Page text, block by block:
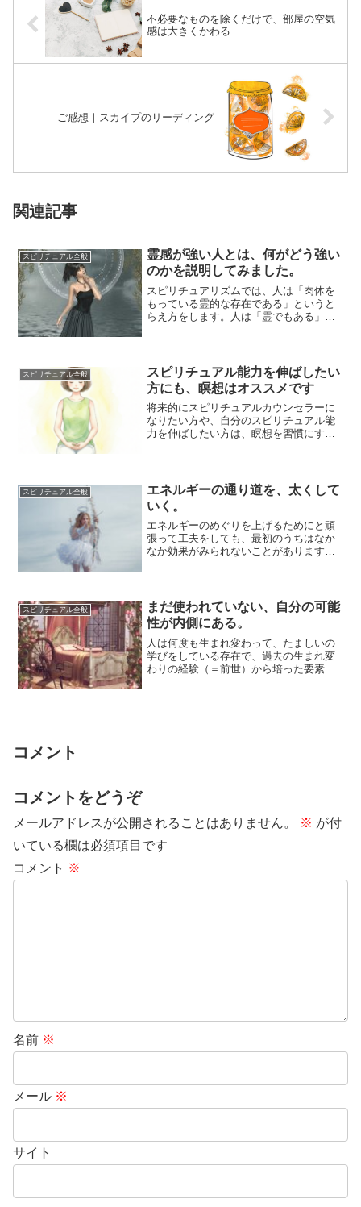
不必要なものを除くだけで、部屋の空気
感は大きくかわる
ご感想｜スカイプのリーディング
関連記事
スピリチュアル全般
霊感が強い人とは、何がどう強い
のかを説明してみました。
スピリチュアリズムでは、人は「肉体を
もっている霊的な存在である」というと
らえ方をします。人は「霊でもある」の
スピリチュアル全般
スピリチュアル能力を伸ばしたい
方にも、瞑想はオススメです
将来的にスピリチュアルカウンセラーに
なりたい方や、自分のスピリチュアル能
力を伸ばしたい方は、瞑想を習慣にする
スピリチュアル全般
エネルギーの通り道を、太くして
いく。
エネルギーのめぐりを上げるためにと頑
張って工夫をしても、最初のうちはなか
なか効果がみられないことがあります。
スピリチュアル全般
まだ使われていない、自分の可能
性が内側にある。
人は何度も生まれ変わって、たましいの
学びをしている存在で、過去の生まれ変
わりの経験（＝前世）から培った要素
コメント
コメントをどうぞ
メールアドレスが公開されることはありません。 ※ が付
いている欄は必須項目です
コメント ※
名前 ※
メール ※
サイト